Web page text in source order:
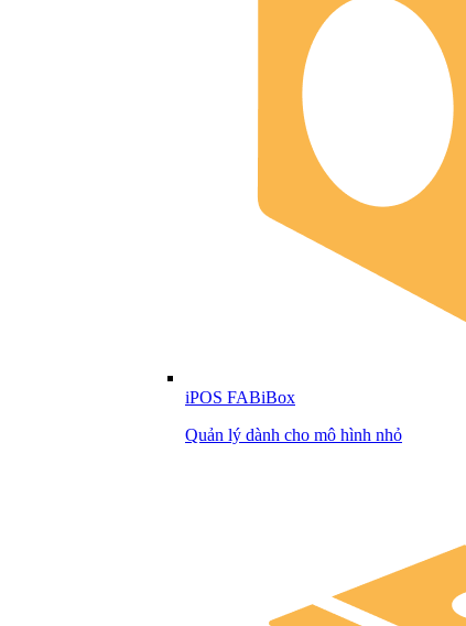
iPOS FABiBox
Quản lý dành cho mô hình nhỏ